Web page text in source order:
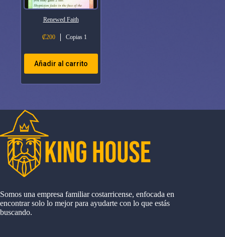
Renewed Faith
₡200 Copias 1
Añadir al carrito
Somos una empresa familiar costarricense, enfocada en
encontrar solo lo mejor para ayudarte con lo que estás
buscando.